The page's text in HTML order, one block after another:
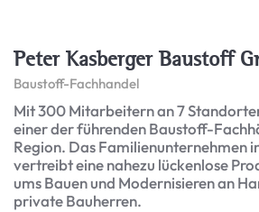
Peter Kasberger Baustoff
Baustoff-Fachhandel
Mit 300 Mitarbeitern an 7
einer der führenden Baustoff-
Region. Das Familienunternehmen
vertreibt eine nahezu lückenlose
ums Bauen und Modernisieren an
private Bauherren.